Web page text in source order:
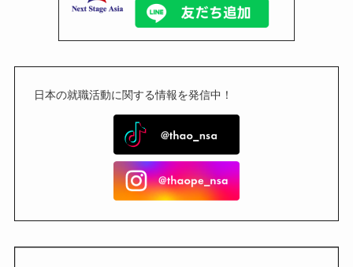
日本の就職活動に関する情報を発信中！